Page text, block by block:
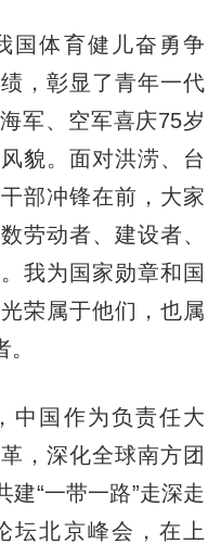
体育健儿奋勇争
，彰显了青年一代
军、空军喜庆75岁
貌。面对洪涝、台
部冲锋在前，大家
劳动者、建设者、
我为国家勋章和国
荣属于他们，也属
国作为负责任大
，深化全球南方团
“一带一路”走深走
坛北京峰会，在上